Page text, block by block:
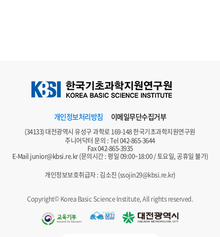
개인정보처리방침 이메일무단수집거부
(34133) 대전광역시 유성구 과학로 169-148 한국기초과학지원연구원
주니어닥터 문의 : Tel042-865-3644
Fax 042-865-3935
E-Mail junior@kbsi.re.kr(문의시간 : 평일 09:00~18:00 / 토요일, 공휴일 불가)
개인정보보호취급자 : 김소진 (ssojin29@kbsi.re.kr)
Copyright© Korea Basic Science Institute, All rights reserved.